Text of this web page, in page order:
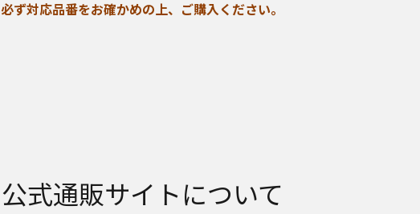
必ず対応品番をお確かめの上、ご購入ください。
公式通販サイトについて